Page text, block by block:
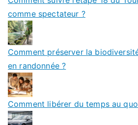
comme spectateur ?
Comment préserver la
en randonnée ?
Comment libérer du temps au